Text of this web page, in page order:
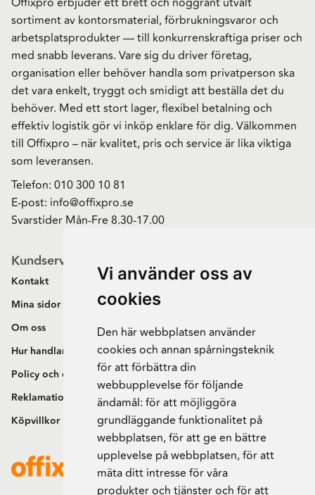
Vi använder oss av
cookies
Den här webbplatsen använder
cookies och annan spårningsteknik
för att förbättra din
webbupplevelse för följande
ändamål: för att möjliggöra
grundläggande funktionalitet på
webbplatsen,för att ge en bättre
upplevelse på webbplatsen,för att
mäta ditt intresse för våra
produkter och tjänster och för att
sortiment av kontorsmaterial, förbrukningsvaror och
arbetsplatsprodukter — till konkurrenskraftiga priser och
med snabb leverans. Vare sig du driver företag,
organisation eller behöver handla som privatperson ska
det vara enkelt, tryggt och smidigt att beställa det du
behöver. Med ett stort lager, flexibel betalning och
effektiv logistik gör vi inköp enklare för dig. Välkommen
till Offixpro – när kvalitet, pris och service är lika viktiga
som leveransen.
Telefon: 010 300 10 81
E-post: info@offixpro.se
Svarstider Mån-Fre 8.30-17.00
Kundservice
Kontakt
Mina sidor
Om oss
Hur handlar jag?
Policy och cookies
Reklamation och retur
Köpvillkor